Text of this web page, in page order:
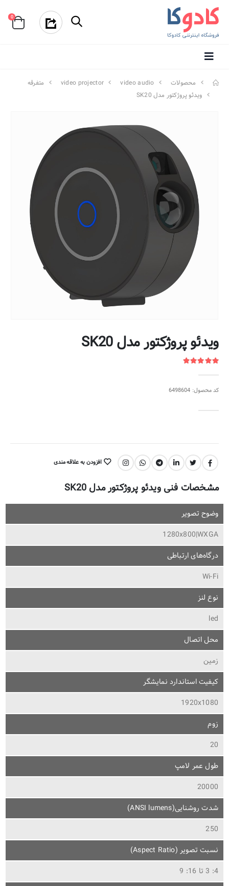
0
محصولات video audio
video projector
متفرقه
ویدئو پروژکتور مدل SK20
ویدئو پروژکتور مدل SK20
کد محصول: 6498604
اشتراک گذاری: افزودن به علاقه مندی
مشخصات فنی ویدئو پروژکتور مدل SK20
وضوح تصویر
1280x800|WXGA
درگاه‌های ارتباطی
Wi-Fi
نوع لنز
led
محل اتصال
زمین
کیفیت استاندارد نمایشگر
1920x1080
زوم
20
طول عمر لامپ
20000
شدت روشنایی(ANSI lumens)
250
نسبت تصویر (Aspect Ratio)
4: 3 تا 16: 9